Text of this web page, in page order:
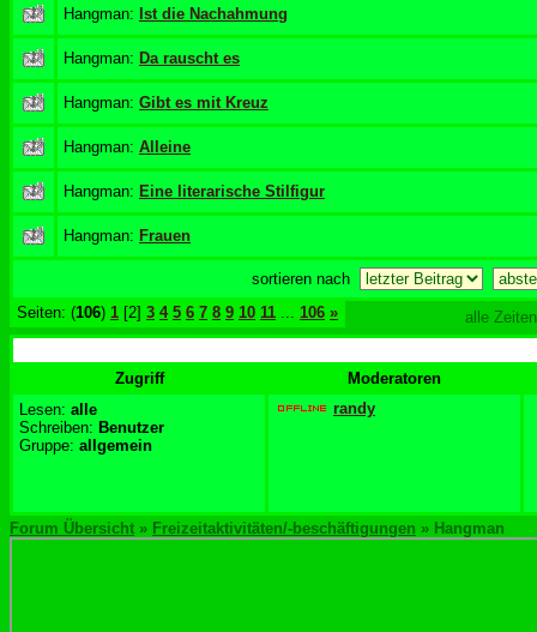
Hangman: Ist die Nachahmung
Hangman: Da rauscht es
Hangman: Gibt es mit Kreuz
Hangman: Alleine
Hangman: Eine literarische Stilfigur
Hangman: Frauen
sortieren nach
Seiten: (106) 1 [2] 3 4 5 6 7 8 9 10 11 ... 106 » alle
Zugriff
Moderatoren
Lesen: alle
Schreiben: Benutzer
Gruppe: allgemein
randy
Forum Übersicht » Freizeitaktivitäten/-beschäftigungen » Hangman